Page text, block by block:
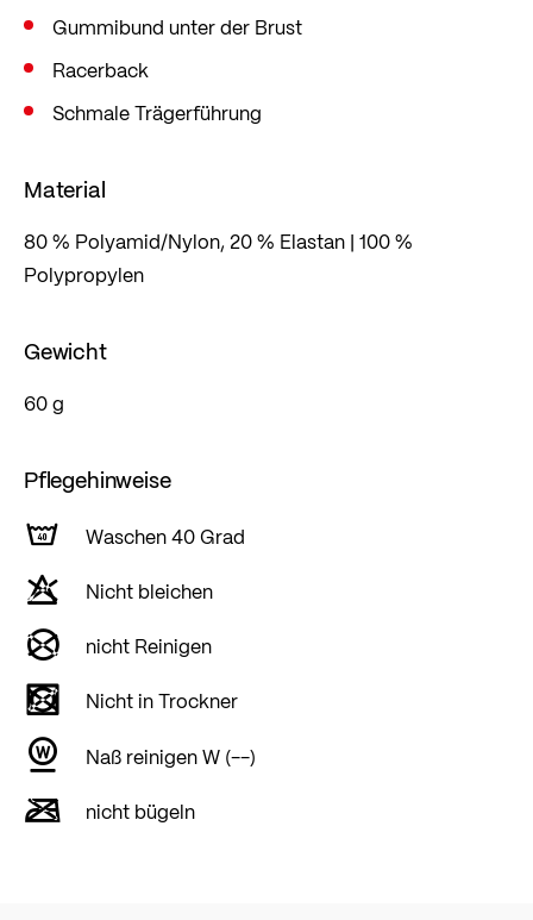
Bergsport.
Dieses Produkt istOEKO-TEX® MADE IN GREEN
folgenden Link nachverfolgt werden:
Check
Gummibund unter der Brust
Racerback
Schmale Trägerführung
Material
80 % Polyamid/Nylon, 20 % Elastan | 100 %
Polypropylen
Gewicht
60 g
Pflegehinweise
Waschen 40 Grad
Nicht bleichen
nicht Reinigen
Nicht in Trockner
Naß reinigen W (--)
nicht bügeln